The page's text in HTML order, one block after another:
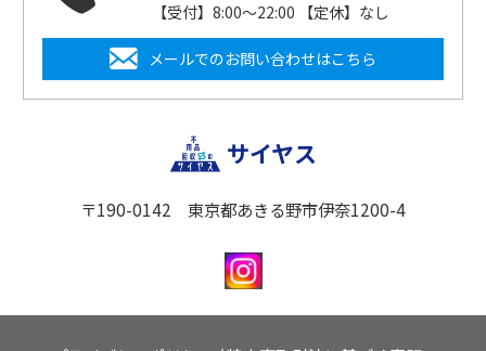
【受付】8:00〜22:00 【定休】なし
メールでのお問い合わせはこちら
サイヤス
〒190-0142 東京都あきる野市伊奈1200-4